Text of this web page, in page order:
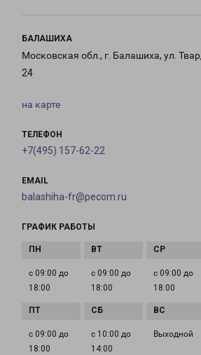
БАЛАШИХА
Московская обл., г. Балашиха, ул.
24
на карте
ТЕЛЕФОН
+7(495) 157-62-22
EMAIL
balashiha-fr@pecom.ru
ГРАФИК РАБОТЫ
с 09:00 до
18:00
с 09:00 до
18:00
с 09:00 до
18:00
с 09:00 до
18:00
с 10:00 до
14:00
Выходной